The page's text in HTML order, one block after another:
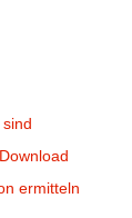
ermitteln